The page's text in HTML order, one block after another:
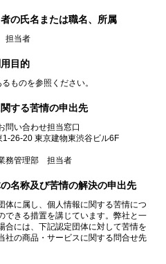
の氏名または職名、所属
担当者
目的
ものを参照ください。
する苦情の申出先
い合わせ担当窓口
26-20 東京建物東渋谷ビル6F
務管理部 担当者
名称及び苦情の解決の申出先
体に属し、個人情報に関する苦情につ
できる措置を講じています。弊社と一
合には、下記認定団体に対して苦情を
の商品・サービスに関する問合せ先